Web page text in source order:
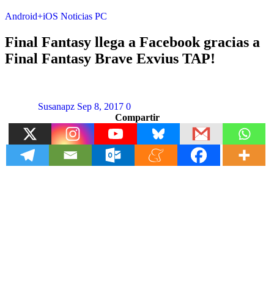
Android+iOS Noticias PC
Final Fantasy llega a Facebook gracias a
Final Fantasy Brave Exvius TAP!
Susanapz Sep 8, 2017 0
Compartir